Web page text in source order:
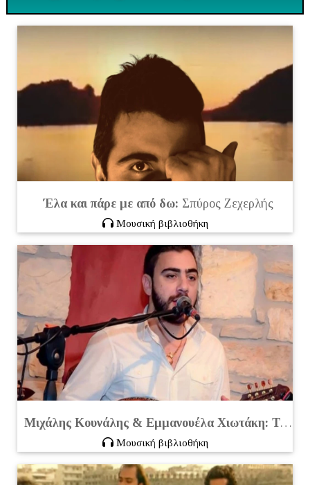
Έλα και πάρε με από δω: Σπύρος Ζεχερλής
Μουσική βιβλιοθήκη
Μιχάλης Κουνάλης & Εμμανουέλα Χιωτάκη: Τσ' Αγάπης Και Του Έρωτα
Μουσική βιβλιοθήκη